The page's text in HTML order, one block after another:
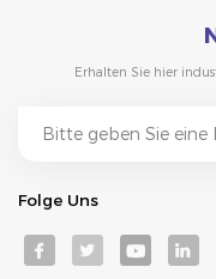
Erhalten Sie hier
Folge Uns